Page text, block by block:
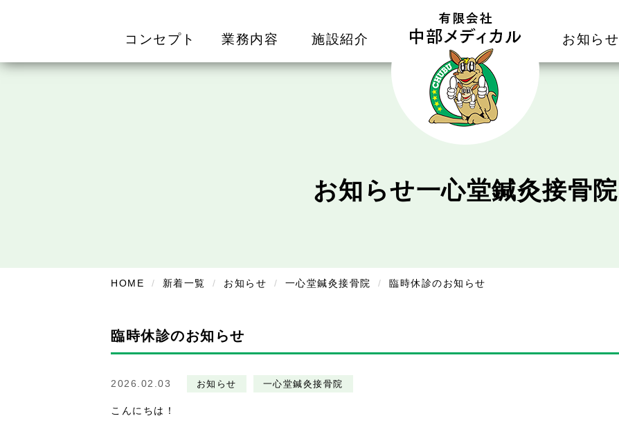
コンセプト 業務内容 施設紹介 お知らせ
お知らせ一心堂鍼灸接骨院
HOME 新着一覧 お知らせ 一心堂鍼灸接骨院 臨時休診のお知らせ
臨時休診のお知らせ
2026.02.03 お知らせ 一心堂鍼灸接骨院
こんにちは！